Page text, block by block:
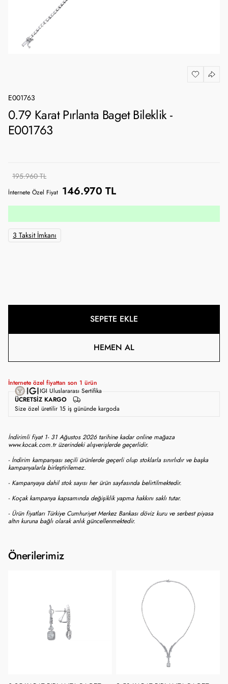
E001763
0.79 Karat Pırlanta Baget Bileklik -
E001763
195.960 TL
İnternete Özel Fiyat 146.970 TL
3 Taksit İmkanı
SEPETE EKLE
HEMEN AL
İnternete özel fiyattan son 1 ürün
ÜCRETSIZ KARGO
IGI Uluslararası Sertifika
Size özel üretilir 15 iş gününde kargoda
İndirimli fiyat 1- 31 Ağustos 2026 tarihine kadar online mağaza
www.kocak.com.tr üzerindeki alışverişlerde geçerlidir.
- İndirim kampanyası seçili ürünlerde geçerli olup stoklarla sınırlıdır ve başka
kampanyalarla birleştirilemez.
- Kampanyaya dahil stok sayısı her ürün sayfasında belirtilmektedir.
- Koçak kampanya kapsamında değişiklik yapma hakkını saklı tutar.
- Ürün fiyatları Türkiye Cumhuriyet Merkez Bankası döviz kuru ve serbest piyasa
altın kuruna bağlı olarak anlık güncellenmektedir.
Önerilerimiz